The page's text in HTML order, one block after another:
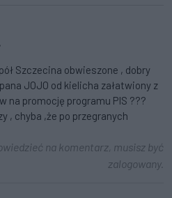
Szczecina obwieszone , dobry
JOJO od kielicha załatwiony z
na promocję programu PIS ???
, chyba ,że po przegranych
na komentarz, musisz być
zalogowany.